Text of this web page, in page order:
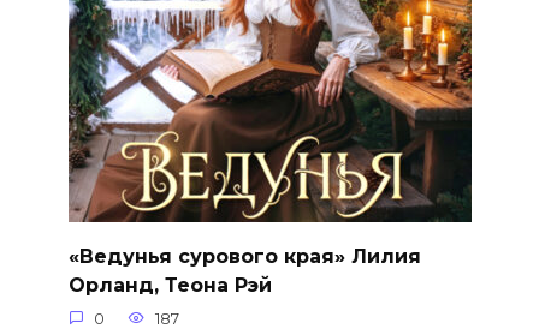
«Ведунья сурового края» Лилия
Орланд, Теона Рэй
0 187